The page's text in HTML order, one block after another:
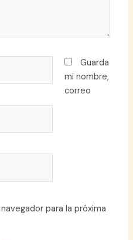
Guarda
mi nombre,
correo
para la próxima